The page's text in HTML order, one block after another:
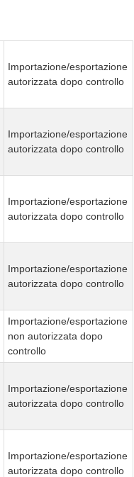
Importazione/esportazione
autorizzata dopo controllo
Importazione/esportazione
autorizzata dopo controllo
Importazione/esportazione
autorizzata dopo controllo
Importazione/esportazione
autorizzata dopo controllo
Importazione/esportazione
non autorizzata dopo
controllo
Importazione/esportazione
autorizzata dopo controllo
Importazione/esportazione
autorizzata dopo controllo